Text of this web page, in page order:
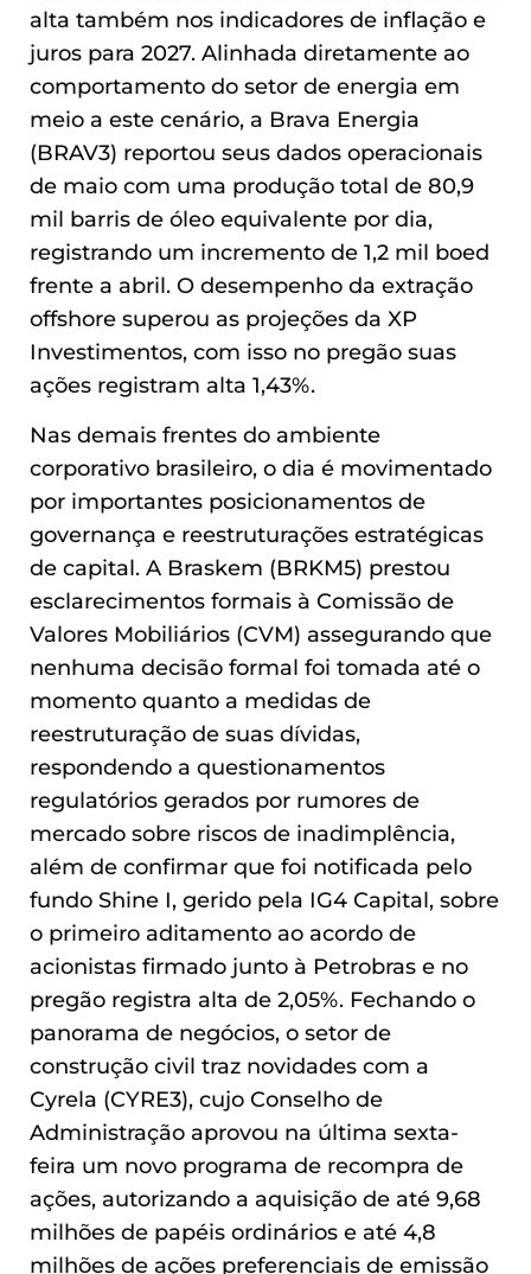
alta também nos indicadores de inflação e
juros para 2027. Alinhada diretamente ao
comportamento do setor de energia em
meio a este cenário, a Brava Energia
(BRAV3) reportou seus dados operacionais
de maio com uma produção total de 80,9
mil barris de óleo equivalente por dia,
registrando um incremento de 1,2 mil boed
frente a abril. O desempenho da extração
offshore superou as projeções da XP
Investimentos, com isso no pregão suas
ações registram alta 1,43%.
Nas demais frentes do ambiente
corporativo brasileiro, o dia é movimentado
por importantes posicionamentos de
governança e reestruturações estratégicas
de capital. A Braskem (BRKM5) prestou
esclarecimentos formais à Comissão de
Valores Mobiliários (CVM) assegurando que
nenhuma decisão formal foi tomada até o
momento quanto a medidas de
reestruturação de suas dívidas,
respondendo a questionamentos
regulatórios gerados por rumores de
mercado sobre riscos de inadimplência,
além de confirmar que foi notificada pelo
fundo Shine I, gerido pela IG4 Capital, sobre
o primeiro aditamento ao acordo de
acionistas firmado junto à Petrobras e no
pregão registra alta de 2,05%. Fechando o
panorama de negócios, o setor de
construção civil traz novidades com a
Cyrela (CYRE3), cujo Conselho de
Administração aprovou na última sexta-
feira um novo programa de recompra de
ações, autorizando a aquisição de até 9,68
milhões de papéis ordinários e até 4,8
milhões de ações preferenciais de emissão